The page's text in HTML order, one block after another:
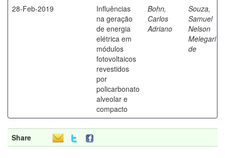
28-Feb-2019
Influências
na geração
de energia
elétrica em
módulos
fotovoltaicos
revestidos
por
policarbonato
alveolar e
compacto
Bohn,
Carlos
Adriano
Souza,
Samuel
Nelson
Melegari
de
Share